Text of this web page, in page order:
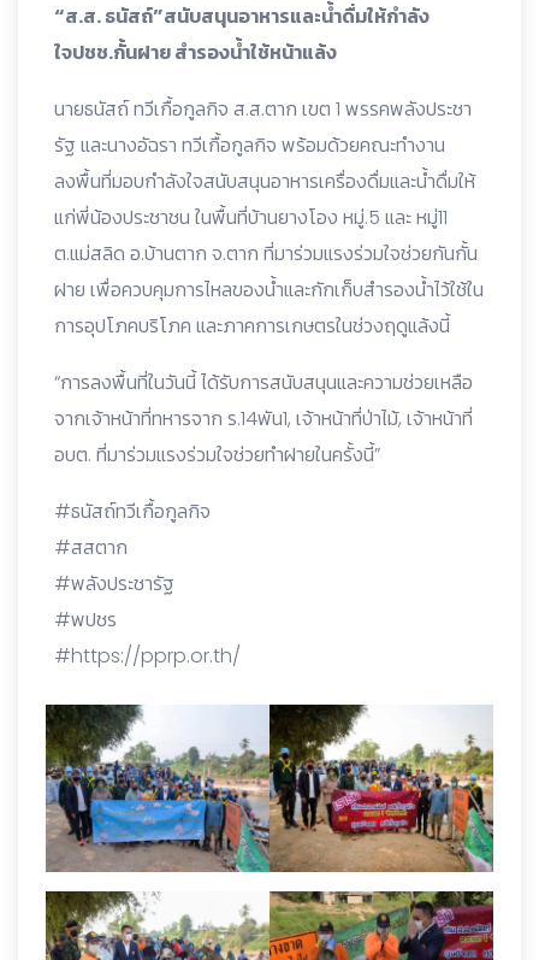
“ส.ส. ธนัสถ์”สนับสนุนอาหารและน้ำดื่มให้กำลัง
ใจปชช.กั้นฝาย สำรองน้ำใช้หน้าแล้ง
นายธนัสถ์ ทวีเกื้อกูลกิจ ส.ส.ตาก เขต 1 พรรคพลังประชา
รัฐ และนางอัฉรา ทวีเกื้อกูลกิจ พร้อมด้วยคณะทำงาน
ลงพื้นที่มอบกำลังใจสนับสนุนอาหารเครื่องดื่มและน้ำดื่มให้
แก่พี่น้องประชาชน ในพื้นที่บ้านยางโอง หมู่.5 และ หมู่11
ต.แม่สลิด อ.บ้านตาก จ.ตาก ที่มาร่วมแรงร่วมใจช่วยกันกั้น
ฝาย เพื่อควบคุมการไหลของน้ำและกักเก็บสำรองน้ำไว้ใช้ใน
การอุปโภคบริโภค และภาคการเกษตรในช่วงฤดูแล้งนี้
“การลงพื้นที่ในวันนี้ ได้รับการสนับสนุนและความช่วยเหลือ
จากเจ้าหน้าที่ทหารจาก ร.14พัน1, เจ้าหน้าที่ป่าไม้, เจ้าหน้าที่
อบต. ที่มาร่วมแรงร่วมใจช่วยทำฝายในครั้งนี้”
#ธนัสถ์ทวีเกื้อกูลกิจ
#สสตาก
#พลังประชารัฐ
#พปชร
#https://pprp.or.th/